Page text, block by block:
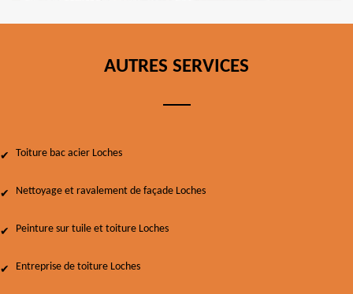
AUTRES SERVICES
Toiture bac acier Loches
Nettoyage et ravalement de façade Loches
Peinture sur tuile et toiture Loches
Entreprise de toiture Loches